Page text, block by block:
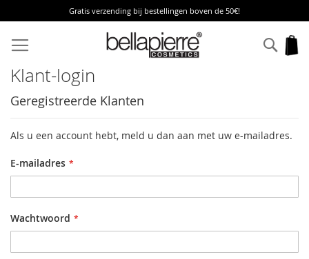
Gratis verzending bij bestellingen boven de 50€!
naar
de
inhoud
Zoek
Klant-login
Geregistreerde Klanten
Als u een account hebt, meld u dan aan met uw e-mailadres.
E-mailadres
Wachtwoord